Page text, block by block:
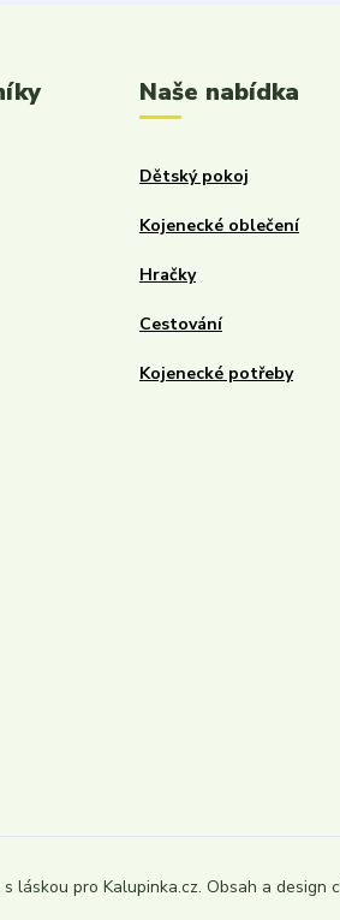
Naše nabídka
Dětský pokoj
Kojenecké oblečení
Hračky
Cestování
Kojenecké potřeby
pro Kalupinka.cz. Obsah a design